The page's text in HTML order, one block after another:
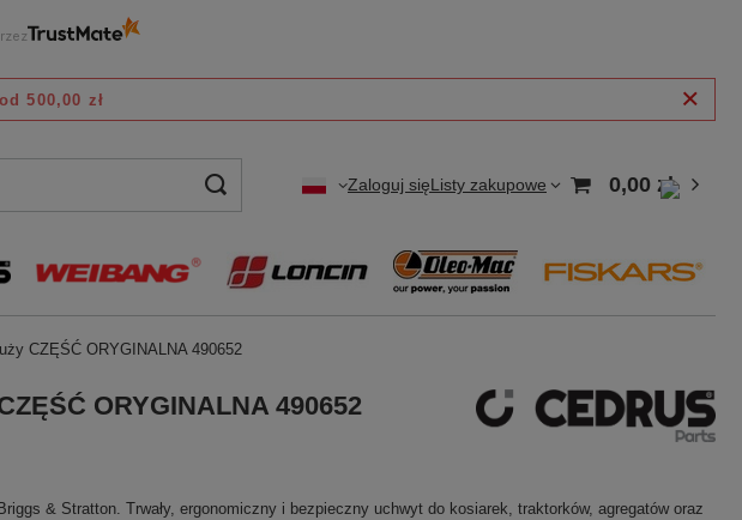
od 500,00 zł
Zaloguj sięListy zakupowe 0,00 zł
CZĘŚĆ ORYGINALNA 490652
ORYGINALNA 490652
& Stratton. Trwały, ergonomiczny i bezpieczny uchwyt do kosiarek, traktorków, agregatów oraz